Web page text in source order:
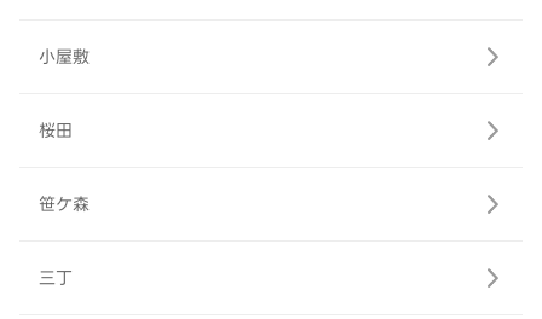
小屋敷
桜田
笹ケ森
三丁